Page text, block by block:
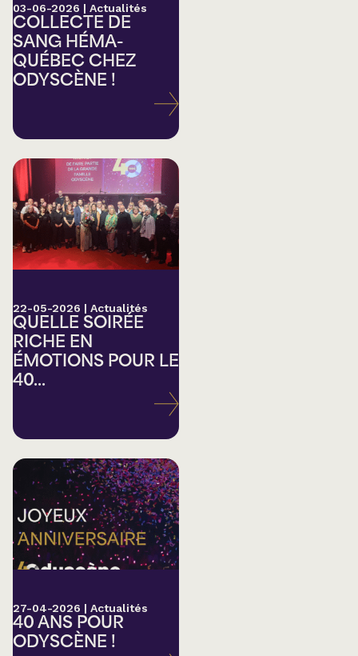
03-06-2026 | Actualités
COLLECTE DE
SANG HÉMA-
QUÉBEC CHEZ
ODYSCÈNE !
22-05-2026 | Actualités
QUELLE SOIRÉE
RICHE EN
ÉMOTIONS POUR LE
40...
27-04-2026 | Actualités
40 ANS POUR
ODYSCÈNE !